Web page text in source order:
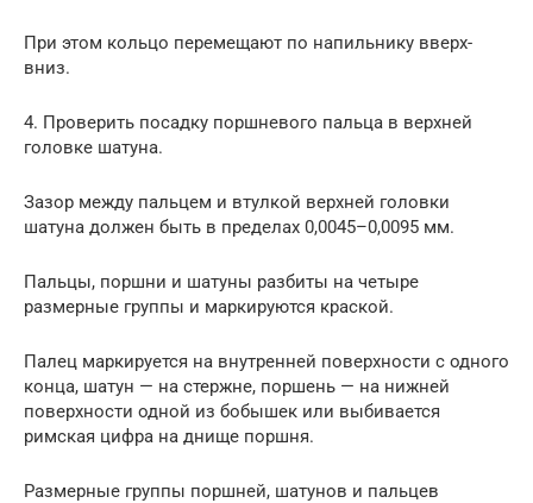
При этом кольцо перемещают по напильнику вверх-
вниз.
4. Проверить посадку поршневого пальца в верхней
головке шатуна.
Зазор между пальцем и втулкой верхней головки
шатуна должен быть в пределах 0,0045–0,0095 мм.
Пальцы, поршни и шатуны разбиты на четыре
размерные группы и маркируются краской.
Палец маркируется на внутренней поверхности с одного
конца, шатун — на стержне, поршень — на нижней
поверхности одной из бобышек или выбивается
римская цифра на днище поршня.
Размерные группы поршней, шатунов и пальцев